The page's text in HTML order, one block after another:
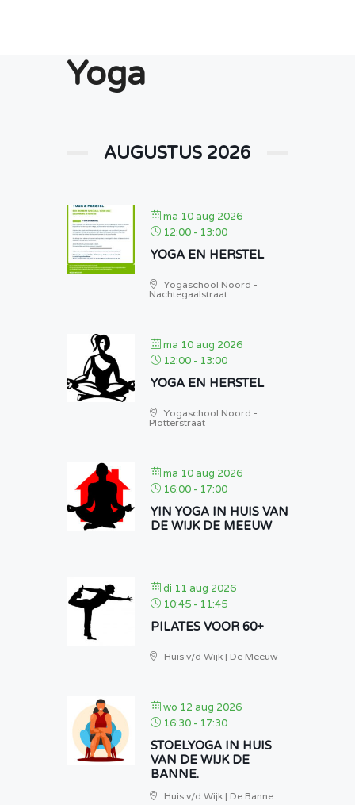
Yoga
AUGUSTUS 2026
ma 10 aug 2026
12:00 - 13:00
YOGA EN HERSTEL
Yogaschool Noord -
Nachtegaalstraat
ma 10 aug 2026
12:00 - 13:00
YOGA EN HERSTEL
Yogaschool Noord -
Plotterstraat
ma 10 aug 2026
16:00 - 17:00
YIN YOGA IN HUIS VAN
DE WIJK DE MEEUW
di 11 aug 2026
10:45 - 11:45
PILATES VOOR 60+
Huis v/d Wijk | De Meeuw
wo 12 aug 2026
16:30 - 17:30
STOELYOGA IN HUIS
VAN DE WIJK DE
BANNE.
Huis v/d Wijk | De Banne